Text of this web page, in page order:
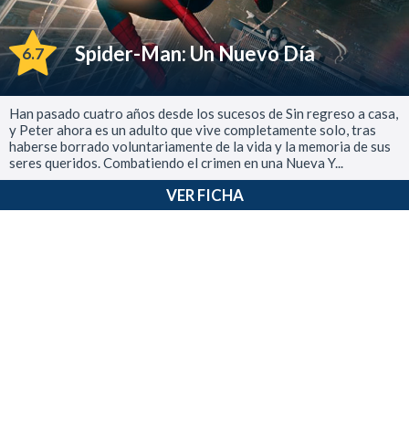
6.7 Spider-Man: Un Nuevo Día
Han pasado cuatro años desde los sucesos de Sin regreso a casa,
y Peter ahora es un adulto que vive completamente solo, tras
haberse borrado voluntariamente de la vida y la memoria de sus
seres queridos. Combatiendo el crimen en una Nueva Y...
VER FICHA